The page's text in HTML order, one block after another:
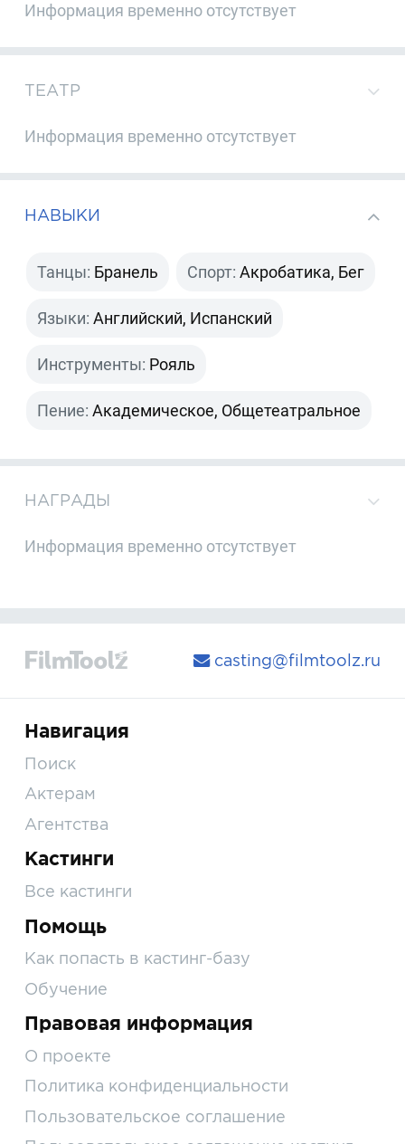
Информация временно отсутствует
ТЕАТР
Информация временно отсутствует
НАВЫКИ
Танцы: Бранель Спорт: Акробатика, Бег
Языки: Английский, Испанский
Инструменты: Рояль
Пение: Академическое, Общетеатральное
НАГРАДЫ
Информация временно отсутствует
casting@filmtoolz.ru
Навигация
Поиск
Актерам
Агентства
Кастинги
Все кастинги
Помощь
Как попасть в кастинг-базу
Обучение
Правовая информация
О проекте
Политика конфиденциальности
Пользовательское соглашение